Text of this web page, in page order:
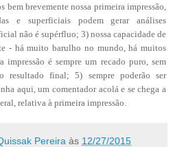
bem brevemente nossa primeira impressão,
e superficiais podem gerar análises
não é supérfluo; 3) nossa capacidade de
- há muito barulho no mundo, há muitos
impressão é sempre um recado puro, sem
resultado final; 5) sempre poderão ser
aqui, um comentador acolá e se chega a
relativa à primeira impressão.
Pereira às 12/27/2015